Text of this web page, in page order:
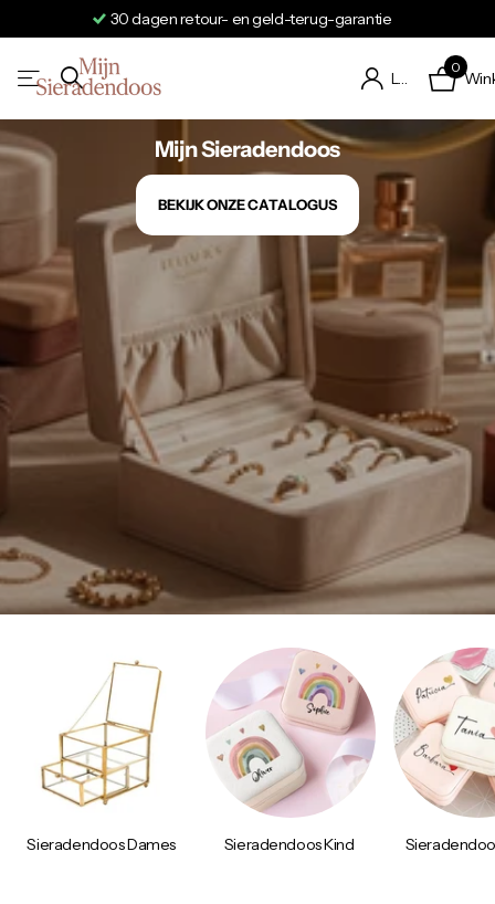
Verzending binnen 24 tot 48 uur
0
Mijn Sieradendoos
BEKIJK ONZE CATALOGUS
Sieradendoos Dames Sieradendoos Kind